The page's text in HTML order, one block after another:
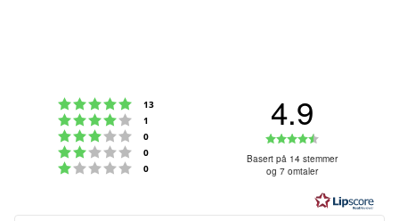
Karakter: 5 av 5 mulige
13
Karakter: 4 av 5 mulige
1
Karakter: 3 av 5 mulige
0
Karakter: 2 av 5 mulige
0
Karakter: 1 av 5 mulige
0
4.9
4.9
5
Basert på 14 stemmer
og 7 omtaler